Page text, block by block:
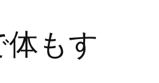
体もす